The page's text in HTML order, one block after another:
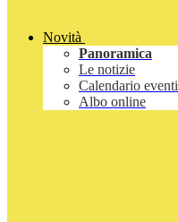
Novità
Panoramica
Le notizie
Calendario eventi
Albo online